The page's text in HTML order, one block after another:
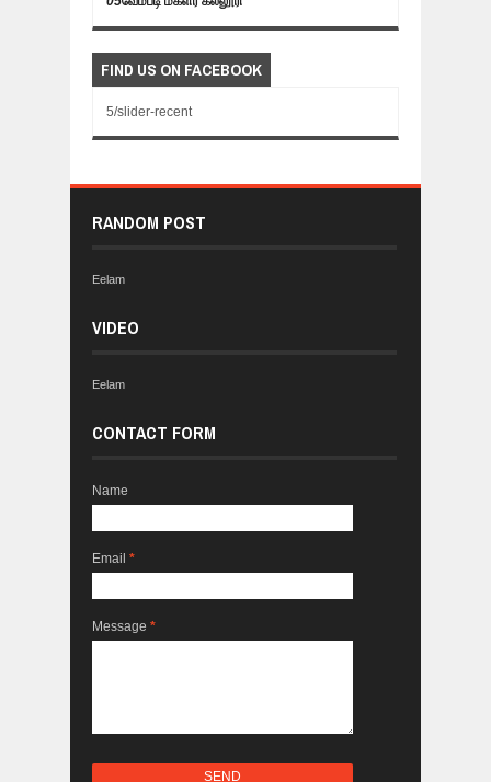
FIND US ON FACEBOOK
5/slider-recent
RANDOM POST
Eelam
VIDEO
Eelam
CONTACT FORM
Name
Email *
Message *